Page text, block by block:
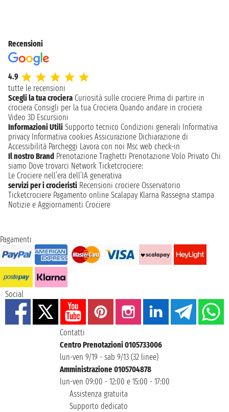
Recensioni
4.9
tutte le recensioni
Scegli la tua crociera Curiosità sulle crociere Prima di partire in
crociera Consigli per la tua Crociera Quando andare in crociera
Video 3D Escursioni
Informazioni Utili Supporto tecnico Condizioni generali Informativa
privacy Informativa cookies Assicurazione Dichiarazione di
Accessibilità Parcheggi Lavora con noi Msc web check-in
Il nostro Brand Prenotazione Traghetti Prenotazione Volo Privato Chi
siamo Dove trovarci Network Ticketcrociere:
Le Crociere nell’era dell’IA generativa
servizi per i crocieristi Recensioni crociere Osservatorio
Ticketcrociere Pagamento online Scalapay Klarna Rassegna stampa
Notizie e Aggiornamenti Crociere
Pagamenti
Social
Contatti
Centro Prenotazioni 0105733006
lun-ven 9/19 - sab 9/13 (32 linee)
Amministrazione 0105704878
lun-ven 09:00 - 12:00 e 15:00 - 17:00
Assistenza gratuita
Supporto dedicato